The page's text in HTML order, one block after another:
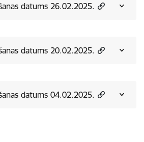
datums 26.02.2025.
datums 20.02.2025.
datums 04.02.2025.